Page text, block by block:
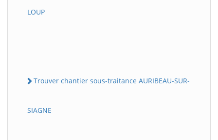
LOUP
Trouver chantier sous-traitance AURIBEAU-SUR-
SIAGNE